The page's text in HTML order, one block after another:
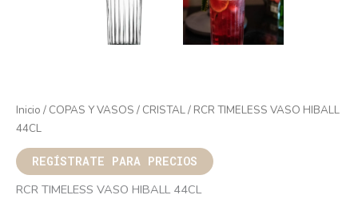
Inicio / COPAS Y VASOS / CRISTAL/ RCR TIMELESS VASO HIBALL
44CL
REGÍSTRATE PARA PRECIOS
RCR TIMELESS VASO HIBALL 44CL